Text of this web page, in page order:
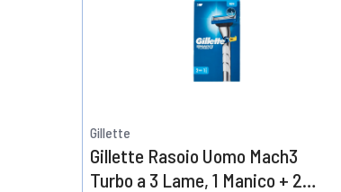
Gillette
Gillette Rasoio Uomo Mach3
Turbo a 3 Lame, 1 Manico + 2